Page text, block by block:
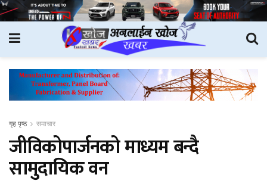
गृह पृष्ठ समाचार
जीविकोपार्जनको माध्यम बन्दै
सामुदायिक वन